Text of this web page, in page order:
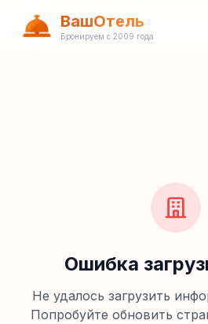
ВашОтель
Бронируем с 2009 года
Ошибка
Не удалось загрузить
Попробуйте обновить